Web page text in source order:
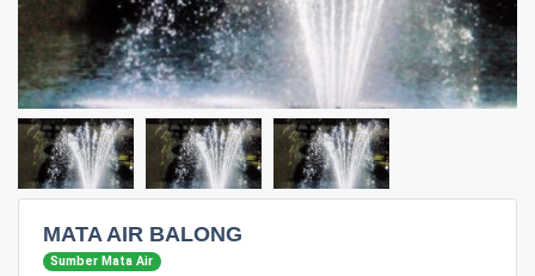
MATA AIR BALONG
Sumber Mata Air